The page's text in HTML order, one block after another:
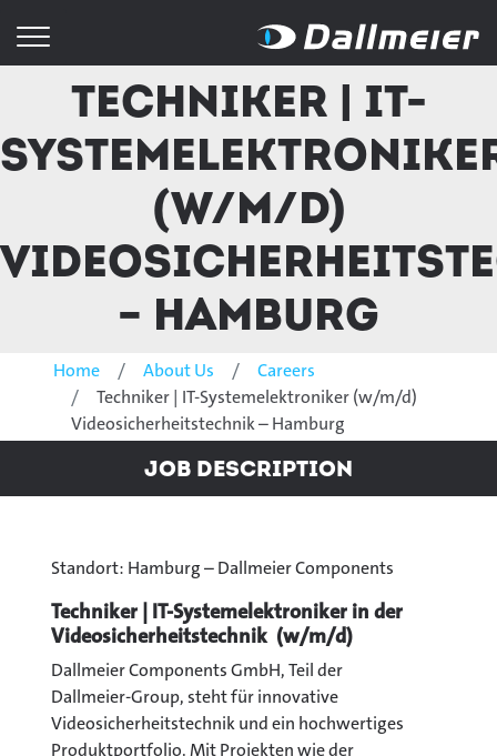
Techniker | IT-
(w/m/d)
– Hamburg
Home About Us
Careers
Techniker | IT-Systemelektroniker (w/m/d)
Videosicherheitstechnik – Hamburg
Job Description
Standort: Hamburg – Dallmeier Components
Techniker | IT-Systemelektroniker in der
Videosicherheitstechnik (w/m/d)
Dallmeier Components GmbH, Teil der
Dallmeier‑Group, steht für innovative
Videosicherheitstechnik und ein hochwertiges
Produktportfolio. Mit Projekten wie der